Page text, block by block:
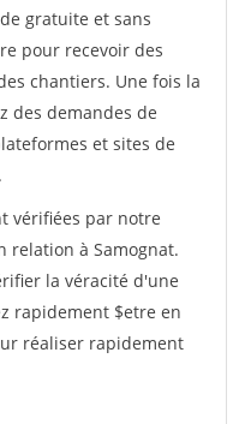
gratuite et sans
pour recevoir des
chantiers. Une fois la
des demandes de
et sites de
vérifiées par notre
relation à Samognat.
la véracité d'une
rapidement $etre en
réaliser rapidement